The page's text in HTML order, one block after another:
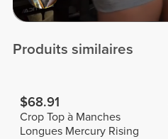
Produits similaires
$68.91
Crop Top à Manches
Longues Mercury Rising